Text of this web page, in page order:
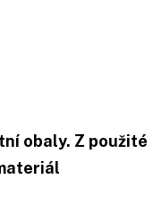
obaly. Z použité